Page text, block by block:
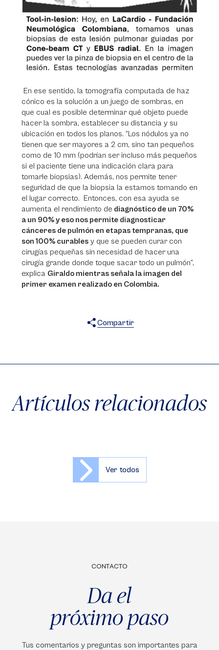
En ese sentido, la tomografía computada de haz
cónico es la solución a un juego de sombras, en
que cual es posible determinar qué objeto puede
hacer la sombra, establecer su distancia y su
ubicación en todos los planos. “Los nódulos ya no
tienen que ser mayores a 2 cm, sino tan pequeños
como de 10 mm (podrían ser incluso más pequeños
si el paciente tiene una indicación clara para
tomarle biopsias). Además, nos permite tener
seguridad de que la biopsia la estamos tomando en
el lugar correcto. Entonces, con esa ayuda se
aumenta el rendimiento de diagnóstico de un 70%
a un 90% y eso nos permite diagnosticar
cánceres de pulmón en etapas tempranas, que
son 100% curables y que se pueden curar con
cirugías pequeñas sin necesidad de hacer una
cirugía grande donde toque sacar todo un pulmón”,
explica Giraldo mientras señala la imagen del
primer examen realizado en Colombia.
Compartir
Artículos relacionados
Ver todos
CONTACTO
Da el
próximo paso
Tus comentarios y preguntas son importantes para